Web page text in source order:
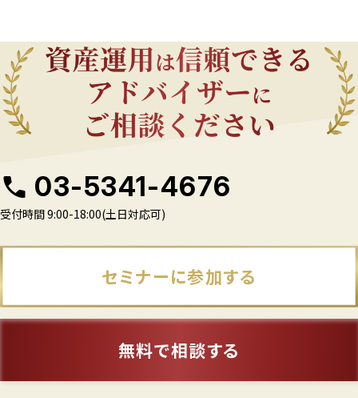
03-5341-4676
受付時間 9:00-18:00(土日対応可)
セミナーに参加する
無料で相談する